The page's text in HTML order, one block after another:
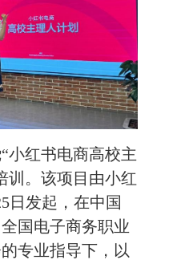
“小红书电商高校主
训。该项目由小红
日发起，在中国
国电子商务职业
专业指导下，以